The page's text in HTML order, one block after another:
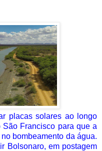
placas solares ao longo
Francisco para que a
bombeamento da água.
Bolsonaro, em postagem